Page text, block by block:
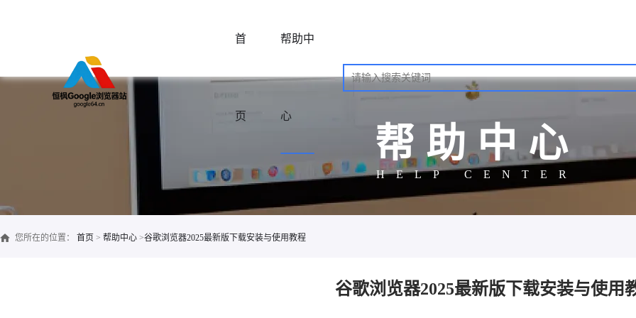
首
页
帮助中
心
帮助中心
HELP CENTER
您所在的位置： 首页 > 帮助中心 >谷歌浏览器2025最新版下载安装与使用教程
谷歌浏览器2025最新版下载安装与使用